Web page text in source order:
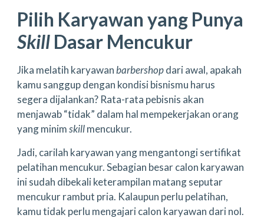
Pilih Karyawan yang Punya
Skill Dasar Mencukur
Jika melatih karyawanbarbershopdari awal, apakah
kamu sanggup dengan kondisi bisnismu harus
segera dijalankan? Rata-rata pebisnis akan
menjawab “tidak” dalam hal mempekerjakan orang
yang minimskillmencukur.
Jadi, carilah karyawan yang mengantongi sertifikat
pelatihan mencukur. Sebagian besar calon karyawan
ini sudah dibekali keterampilan matang seputar
mencukur rambut pria. Kalaupun perlu pelatihan,
kamu tidak perlu mengajari calon karyawan dari nol.